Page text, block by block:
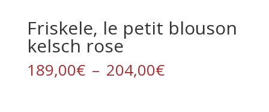
Friskele, le petit blouson
kelsch rose
189,00€ – 204,00€Plage
de